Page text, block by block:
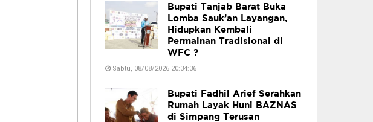
Bupati Tanjab Barat Buka
Lomba Sauk’an Layangan,
Hidupkan Kembali
Permainan Tradisional di
WFC ?
Sabtu, 08/08/2026 20:34:36
Bupati Fadhil Arief Serahkan
Rumah Layak Huni BAZNAS
di Simpang Terusan